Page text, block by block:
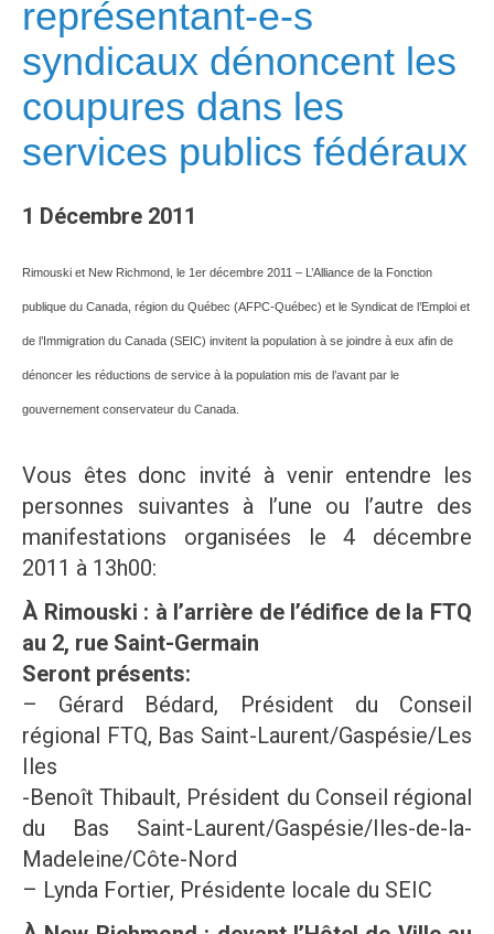
représentant-e-s
syndicaux dénoncent les
coupures dans les
services publics fédéraux
1 Décembre 2011
Rimouski et New Richmond, le 1er décembre 2011 – L’Alliance de la Fonction
publique du Canada, région du Québec (AFPC-Québec) et le Syndicat de l’Emploi et
de l’Immigration du Canada (SEIC) invitent la population à se joindre à eux afin de
dénoncer les réductions de service à la population mis de l’avant par le
gouvernement conservateur du Canada.
Vous êtes donc invité à venir entendre les
personnes suivantes à l’une ou l’autre des
manifestations organisées le 4 décembre
2011 à 13h00:
À Rimouski : à l’arrière de l’édifice de la FTQ
au 2, rue Saint-Germain
Seront présents:
– Gérard Bédard, Président du Conseil
régional FTQ, Bas Saint-Laurent/Gaspésie/Les
Iles
-Benoît Thibault, Président du Conseil régional
du Bas Saint-Laurent/Gaspésie/Iles-de-la-
Madeleine/Côte-Nord
– Lynda Fortier, Présidente locale du SEIC